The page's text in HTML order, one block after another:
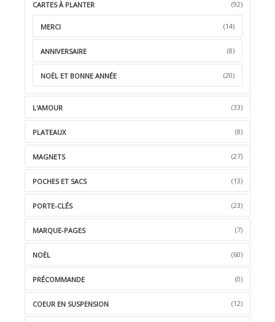
CARTES À PLANTER (92)
MERCI (14)
ANNIVERSAIRE (8)
NOËL ET BONNE ANNÉE (20)
L'AMOUR (33)
PLATEAUX (8)
MAGNETS (27)
POCHES ET SACS (13)
PORTE-CLÉS (23)
MARQUE-PAGES (7)
NOËL (60)
PRÉCOMMANDE (0)
COEUR EN SUSPENSION (12)